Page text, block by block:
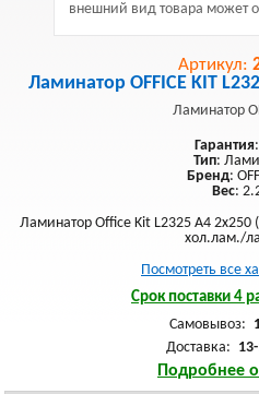
внешний вид товара может
Артикул:
Ламинатор OFFICE KIT
Ламинатор
Гарантия
Тип:
Бренд:
Вес:
Ламинатор Office Kit L2325 A4
хол.лам./
Посмотреть все
Срок поставки 4
Самовывоз:
Доставка:
Подробнее